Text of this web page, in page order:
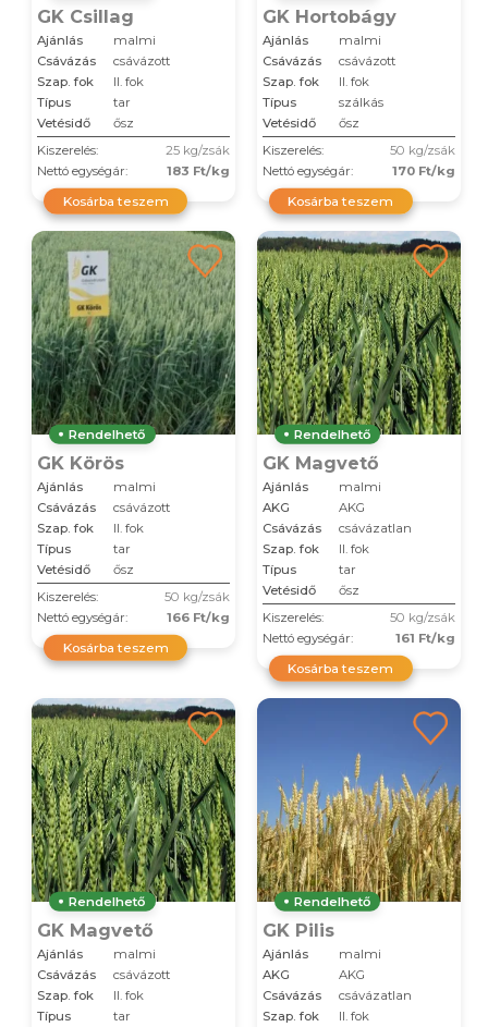
GK Csillag
Ajánlás
malmi
Csávázás
csávázott
Szap. fok
II. fok
Típus
tar
Vetésidő
ősz
Kiszerelés:
25 kg/zsák
Nettó egységár:
183 Ft/kg
Kosárba teszem
GK Hortobágy
Ajánlás
malmi
Csávázás
csávázott
Szap. fok
II. fok
Típus
szálkás
Vetésidő
ősz
Kiszerelés:
50 kg/zsák
Nettó egységár:
170 Ft/kg
Kosárba teszem
Rendelhető
GK Körös
Ajánlás
malmi
Csávázás
csávázott
Szap. fok
II. fok
Típus
tar
Vetésidő
ősz
Kiszerelés:
50 kg/zsák
Nettó egységár:
166 Ft/kg
Kosárba teszem
Rendelhető
GK Magvető
Ajánlás
malmi
AKG
AKG
Csávázás
csávázatlan
Szap. fok
II. fok
Típus
tar
Vetésidő
ősz
Kiszerelés:
50 kg/zsák
Nettó egységár:
161 Ft/kg
Kosárba teszem
Rendelhető
GK Magvető
Ajánlás
malmi
Csávázás
csávázott
Szap. fok
II. fok
Típus
tar
Rendelhető
GK Pilis
Ajánlás
malmi
AKG
AKG
Csávázás
csávázatlan
Szap. fok
II. fok